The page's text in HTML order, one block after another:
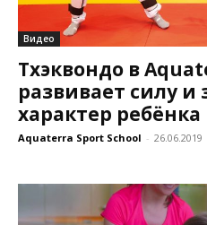
Видео
Тхэквондо в
развивает силу и
характер ребёнка
Aquaterra Sport School - 26.06.2019